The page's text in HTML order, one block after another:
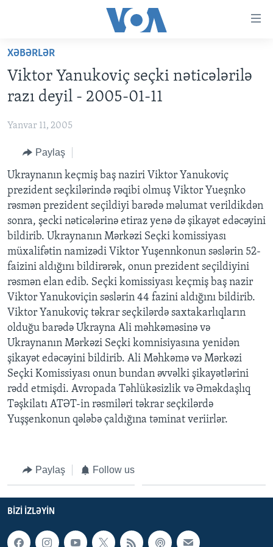
Skip
main
content
to
Navigation
Skip
to
Search
ANA SƏHİFƏ
PROQRAMLAR
DÜNYAYA BAXIŞ
FAKTLAR NƏ DEYIR?
AZƏRBAYCAN
DÜNYA
UKRAYNA BÖHRANI
İSRAIL-HƏMAS MÜNAQIŞƏSI
ABŞ
ABŞ SEÇKILƏRI 2024
İRAN AZƏRBAYCANI
VIDEOLAR
MEDIA AZADLIĞI
BAŞ MƏQALƏ
LEARNING ENGLISH
BIZI IZLƏYIN
Dillər
XƏBƏRLƏR
Viktor Yanukoviç seçki nəticələrilə
razı deyil - 2005-01-11
Yanvar 11, 2005
Paylaş
Ukraynanın keçmiş baş naziri Viktor Yanukoviç
prezident seçkilərində rəqibi olmuş Viktor Yueşnko
rəsmən prezident seçildiyi barədə məlumat verildikdən
sonra, şecki nəticələrinə etiraz yenə də şikayət edəcəyini
bildirib. Ukraynanın Mərkəzi Seçki komissiyası
müxalifətin namizədi Viktor Yuşennkonun səslərin 52-
faizini aldığını bildirərək, onun prezident seçildiyini
rəsmən elan edib. Seçki komissiyası keçmiş baş nazir
Viktor Yanukoviçin səslərin 44 fazini aldığını bildirib.
Viktor Yanukoviç təkrar seçkilərdə saxtakarlıqların
olduğu barədə Ukrayna Ali məhkəməsinə və
Ukraynanın Mərkəzi Seçki komnisiyasına yenidən
şikayət edəcəyini bildirib. Ali Məhkəmə və Mərkəzi
Seçki Komissiyası onun bundan əvvəlki şikayətlərini
rədd etmişdi. Avropada Təhlükəsizlik və Əməkdaşlıq
Təşkilatı ATƏT-in rəsmiləri təkrar seçkilərdə
Yuşşenkonun qələbə çaldığına təminat veriirlər.
Paylaş Follow us
BIZI IZLƏYIN